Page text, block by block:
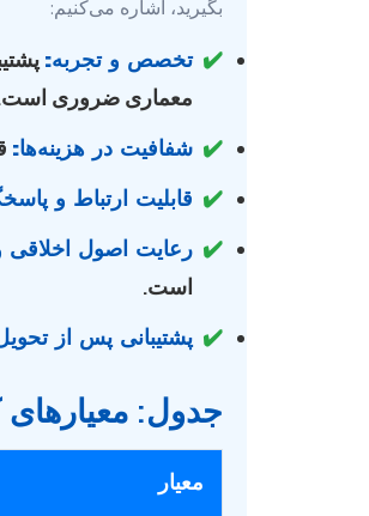
بگیرید، اشاره می‌کنیم:
✔️ تخصص و تجربه:
معماری ضروری
✔️ شفافیت در هزینه‌ها:
✔️ قابلیت ارتباط و
✔️ رعایت اصول
است.
✔️ پشتیبانی پس از
جدول: معیارهای
معیار